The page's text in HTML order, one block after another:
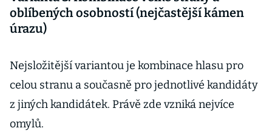
oblíbených osobností (nejčastější kámen
úrazu)
Nejsložitější variantou je kombinace hlasu pro
celou stranu a současně pro jednotlivé kandidáty
z jiných kandidátek. Právě zde vzniká nejvíce
omylů.